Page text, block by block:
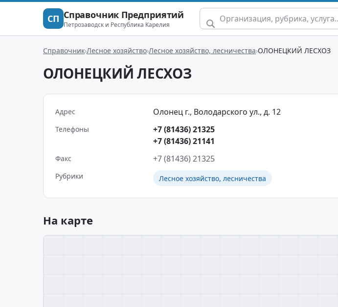
СП Справочник Предприятий
Петрозаводск и Республика Карелия
Справочник Лесное хозяйство Лесное хозяйство, лесничества ОЛОНЕЦКИЙ ЛЕСХОЗ
ОЛОНЕЦКИЙ ЛЕСХОЗ
Адрес Олонец г., Володарского ул., д. 12
Телефоны
+7 (81436) 21325
+7 (81436) 21141
Факс +7 (81436) 21325
Рубрики Лесное хозяйство, лесничества
На карте